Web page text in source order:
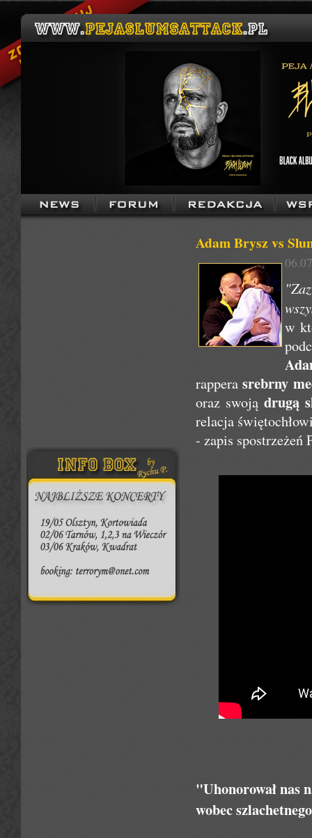
Adam Brysz vs
w
rapperasrebrny
oraz swojądrugą
relacja
- zapis spostrzeżeń
"Uhonorował nas
wobec